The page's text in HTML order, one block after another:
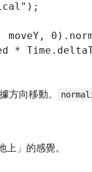
moveY,
*
方向移動。
」的感覺。